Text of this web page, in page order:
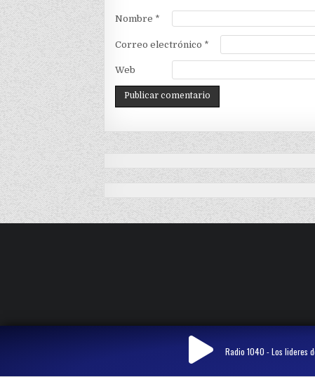
Nombre *
Correo electrónico *
Web
Radio 1040 - Los lideres